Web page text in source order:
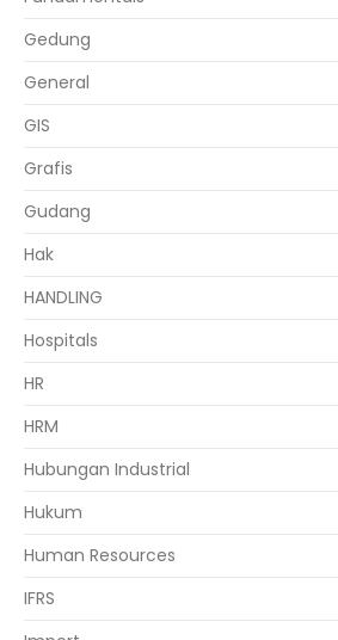
Gedung
General
GIS
Grafis
Gudang
Hak
HANDLING
Hospitals
HR
HRM
Hubungan Industrial
Hukum
Human Resources
IFRS